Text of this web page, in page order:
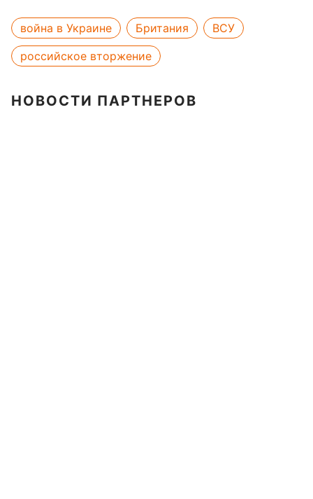
война в Украине Британия
ВСУ
российское вторжение
НОВОСТИ ПАРТНЕРОВ